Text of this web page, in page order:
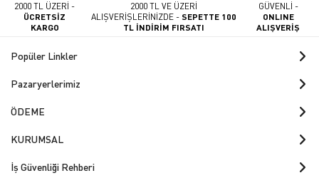
2000 TL ÜZERİ -
ÜCRETSİZ
KARGO
2000 TL VE ÜZERİ
ALIŞVERİŞLERİNİZDE -SEPETTE 100
TL İNDİRİM FIRSATI
GÜVENLİ -
ONLINE
ALIŞVERİŞ
Popüler Linkler
Pazaryerlerimiz
ÖDEME
KURUMSAL
İş Güvenliği Rehberi